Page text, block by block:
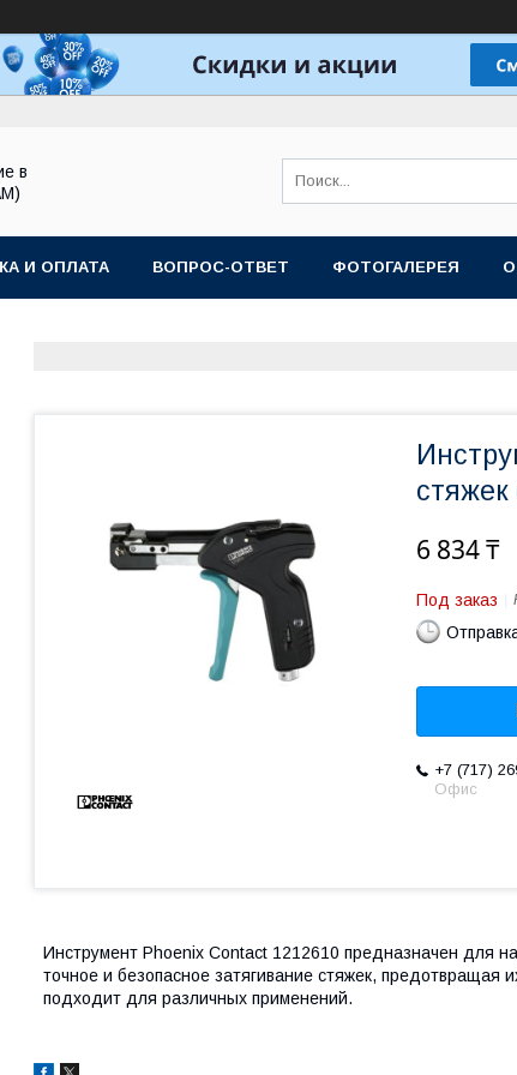
в
И ОПЛАТА ВОПРОС-ОТВЕТ ФОТОГАЛЕРЕЯ
6 834 ₸
Под заказ
+7 (717)
Офис
Инструмент Phoenix Contact 1212610 предназначен для
точное и безопасное затягивание стяжек,
подходит для различных применений.